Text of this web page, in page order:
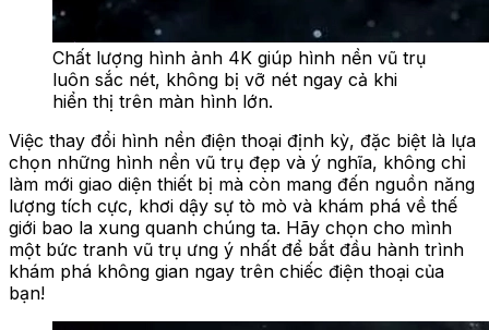
Chất lượng hình ảnh 4K giúp hình nền vũ trụ
luôn sắc nét, không bị vỡ nét ngay cả khi
hiển thị trên màn hình lớn.
Việc thay đổi hình nền điện thoại định kỳ, đặc biệt là lựa
chọn những hình nền vũ trụ đẹp và ý nghĩa, không chỉ
làm mới giao diện thiết bị mà còn mang đến nguồn năng
lượng tích cực, khơi dậy sự tò mò và khám phá về thế
giới bao la xung quanh chúng ta. Hãy chọn cho mình
một bức tranh vũ trụ ưng ý nhất để bắt đầu hành trình
khám phá không gian ngay trên chiếc điện thoại của
bạn!